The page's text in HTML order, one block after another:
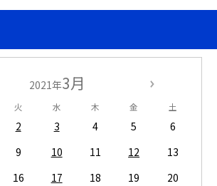
2021年3月
火 水 木 金 土
2 3 4 5
6
9 10 11 12
13
16 17 18 19
20